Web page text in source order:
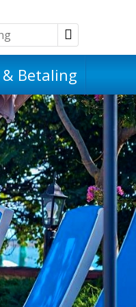
Udflugter
& Betaling